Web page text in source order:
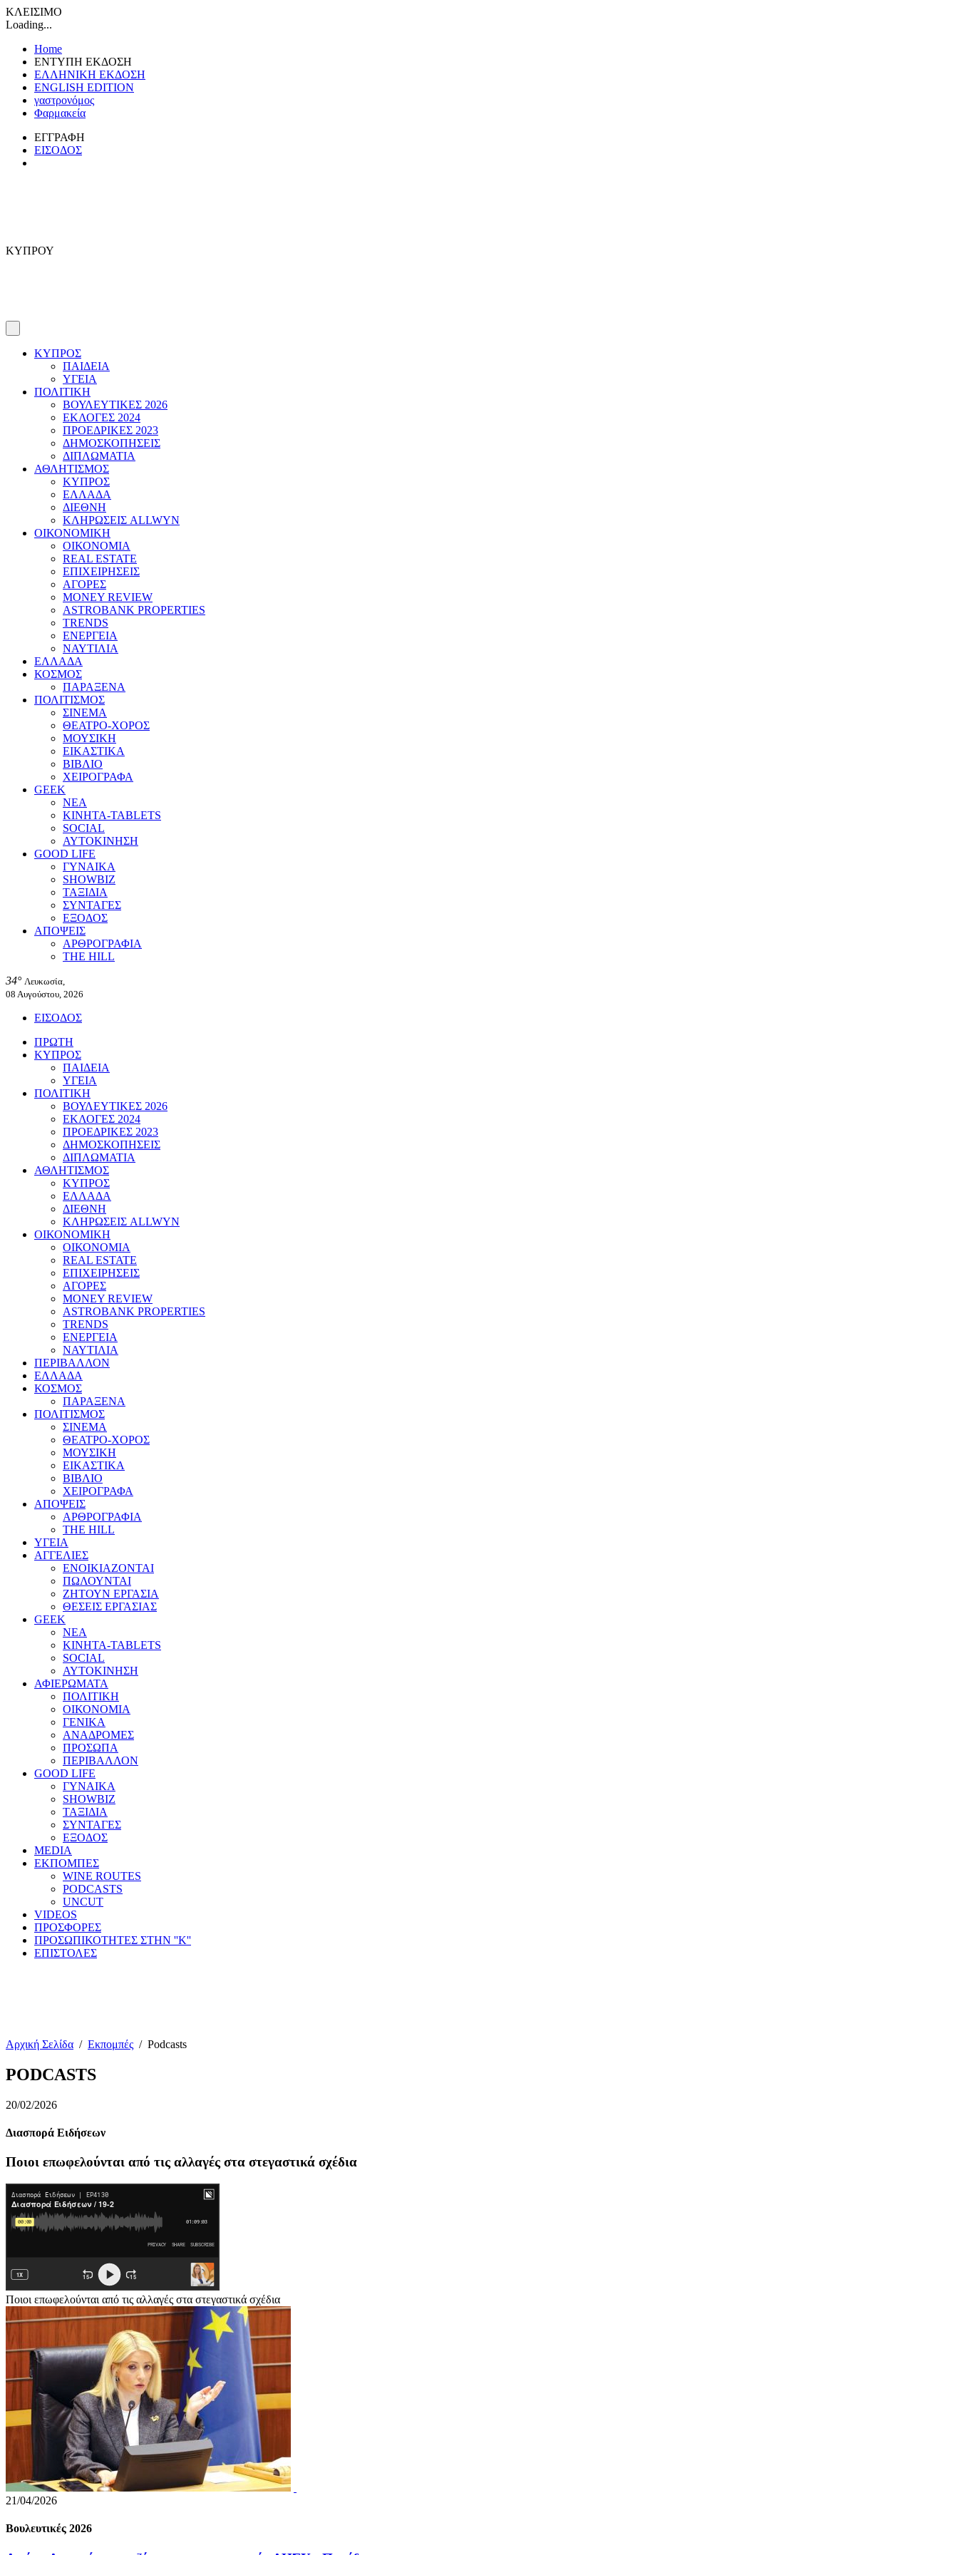
ΚΛΕΙΣΙΜΟ
Loading...
Home
ΕΝΤΥΠΗ ΕΚΔΟΣΗ
ΕΛΛΗΝΙΚΗ ΕΚΔΟΣΗ
ENGLISH EDITION
γαστρονόμος
Φαρμακεία
ΕΓΓΡΑΦΗ
ΕΙΣΟΔΟΣ
ΚΥΠΡΟΥ
ΚΥΠΡΟΣ
ΠΑΙΔΕΙΑ
ΥΓΕΙΑ
ΠΟΛΙΤΙΚΗ
ΒΟΥΛΕΥΤΙΚΕΣ 2026
ΕΚΛΟΓΕΣ 2024
ΠΡΟΕΔΡΙΚΕΣ 2023
ΔΗΜΟΣΚΟΠΗΣΕΙΣ
ΔΙΠΛΩΜΑΤΙΑ
ΑΘΛΗΤΙΣΜΟΣ
ΚΥΠΡΟΣ
ΕΛΛΑΔΑ
ΔΙΕΘΝΗ
ΚΛΗΡΩΣΕΙΣ ALLWYN
ΟΙΚΟΝΟΜΙΚΗ
ΟΙΚΟΝΟΜΙΑ
REAL ESTATE
ΕΠΙΧΕΙΡΗΣΕΙΣ
ΑΓΟΡΕΣ
MONEY REVIEW
ASTROBANK PROPERTIES
TRENDS
ΕΝΕΡΓΕΙΑ
ΝΑΥΤΙΛΙΑ
ΕΛΛΑΔΑ
ΚΟΣΜΟΣ
ΠΑΡΑΞΕΝΑ
ΠΟΛΙΤΙΣΜΟΣ
ΣΙΝΕΜΑ
ΘΕΑΤΡΟ-ΧΟΡΟΣ
ΜΟΥΣΙΚΗ
ΕΙΚΑΣΤΙΚΑ
ΒΙΒΛΙΟ
ΧΕΙΡΟΓΡΑΦΑ
GEEK
ΝΕΑ
ΚΙΝΗΤΑ-TABLETS
SOCIAL
ΑΥΤΟΚΙΝΗΣΗ
GOOD LIFE
ΓΥΝΑΙΚΑ
SHOWBIZ
ΤΑΞΙΔΙΑ
ΣΥΝΤΑΓΕΣ
ΕΞΟΔΟΣ
ΑΠΟΨΕΙΣ
ΑΡΘΡΟΓΡΑΦΙΑ
THE HILL
34° Λευκωσία,
08 Αυγούστου, 2026
ΕΙΣΟΔΟΣ
ΠΡΩΤΗ
ΚΥΠΡΟΣ
ΠΑΙΔΕΙΑ
ΥΓΕΙΑ
ΠΟΛΙΤΙΚΗ
ΒΟΥΛΕΥΤΙΚΕΣ 2026
ΕΚΛΟΓΕΣ 2024
ΠΡΟΕΔΡΙΚΕΣ 2023
ΔΗΜΟΣΚΟΠΗΣΕΙΣ
ΔΙΠΛΩΜΑΤΙΑ
ΑΘΛΗΤΙΣΜΟΣ
ΚΥΠΡΟΣ
ΕΛΛΑΔΑ
ΔΙΕΘΝΗ
ΚΛΗΡΩΣΕΙΣ ALLWYN
ΟΙΚΟΝΟΜΙΚΗ
ΟΙΚΟΝΟΜΙΑ
REAL ESTATE
ΕΠΙΧΕΙΡΗΣΕΙΣ
ΑΓΟΡΕΣ
MONEY REVIEW
ASTROBANK PROPERTIES
TRENDS
ΕΝΕΡΓΕΙΑ
ΝΑΥΤΙΛΙΑ
ΠΕΡΙΒΑΛΛΟΝ
ΕΛΛΑΔΑ
ΚΟΣΜΟΣ
ΠΑΡΑΞΕΝΑ
ΠΟΛΙΤΙΣΜΟΣ
ΣΙΝΕΜΑ
ΘΕΑΤΡΟ-ΧΟΡΟΣ
ΜΟΥΣΙΚΗ
ΕΙΚΑΣΤΙΚΑ
ΒΙΒΛΙΟ
ΧΕΙΡΟΓΡΑΦΑ
ΑΠΟΨΕΙΣ
ΑΡΘΡΟΓΡΑΦΙΑ
THE HILL
ΥΓΕΙΑ
ΑΓΓΕΛΙΕΣ
ΕΝΟΙΚΙΑΖΟΝΤΑΙ
ΠΩΛΟΥΝΤΑΙ
ΖΗΤΟΥΝ ΕΡΓΑΣΙΑ
ΘΕΣΕΙΣ ΕΡΓΑΣΙΑΣ
GEEK
ΝΕΑ
ΚΙΝΗΤΑ-TABLETS
SOCIAL
ΑΥΤΟΚΙΝΗΣΗ
ΑΦΙΕΡΩΜΑΤΑ
ΠΟΛΙΤΙΚΗ
ΟΙΚΟΝΟΜΙΑ
ΓΕΝΙΚΑ
ΑΝΑΔΡΟΜΕΣ
ΠΡΟΣΩΠΑ
ΠΕΡΙΒΑΛΛΟΝ
GOOD LIFE
ΓΥΝΑΙΚΑ
SHOWBIZ
ΤΑΞΙΔΙΑ
ΣΥΝΤΑΓΕΣ
ΕΞΟΔΟΣ
MEDIA
ΕΚΠΟΜΠΕΣ
WINE ROUTES
PODCASTS
UNCUT
VIDEOS
ΠΡΟΣΦΟΡΕΣ
ΠΡΟΣΩΠΙΚΟΤΗΤΕΣ ΣΤΗΝ ''Κ''
ΕΠΙΣΤΟΛΕΣ
Αρχική Σελίδα / Εκπομπές / Podcasts
PODCASTS
20/02/2026
Διασπορά Ειδήσεων
Ποιοι επωφελούνται από τις αλλαγές στα στεγαστικά σχέδια
Ποιοι επωφελούνται από τις αλλαγές στα στεγαστικά σχέδια
21/04/2026
Βουλευτικές 2026